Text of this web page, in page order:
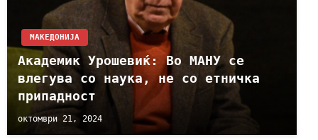
МАКЕДОНИЈА
Академик Урошевиќ: Во МАНУ се
влегува со наука, не со етничка
припадност
октомври 21, 2024